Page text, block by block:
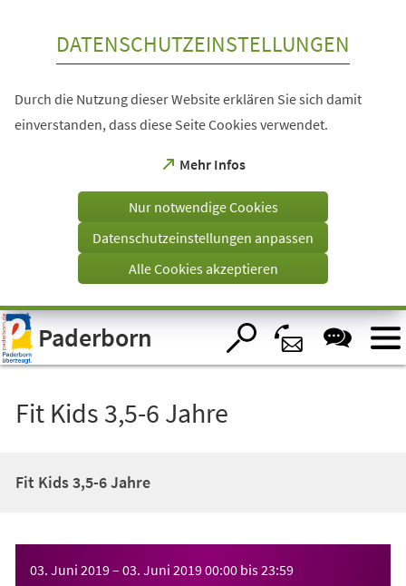
Visuelle
Assistenzsoftware
öffnen.
DATENSCHUTZEINSTELLUNGEN
Durch die Nutzung dieser Website erklären Sie sich damit
einverstanden, dass diese Seite Cookies verwendet.
Mehr Infos
(Öffnet
einem
Tab)
Nur notwendige Cookies
Datenschutzeinstellungen anpassen
Alle Cookies akzeptieren
Paderborn
Fit Kids 3,5-6 Jahre
Fit Kids 3,5-6 Jahre
03. Juni 2019– 03. Juni 201900:00 bis23:59